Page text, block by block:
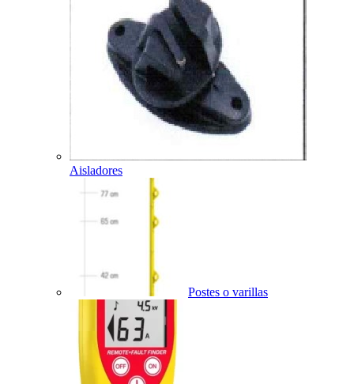
Aisladores
Postes o varillas